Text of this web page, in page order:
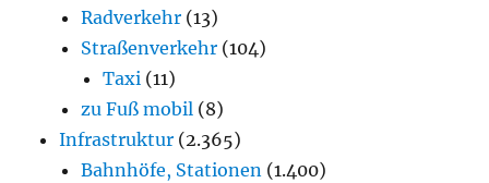
Radverkehr (13)
Straßenverkehr (104)
Taxi (11)
zu Fuß mobil (8)
Infrastruktur (2.365)
Bahnhöfe, Stationen (1.400)